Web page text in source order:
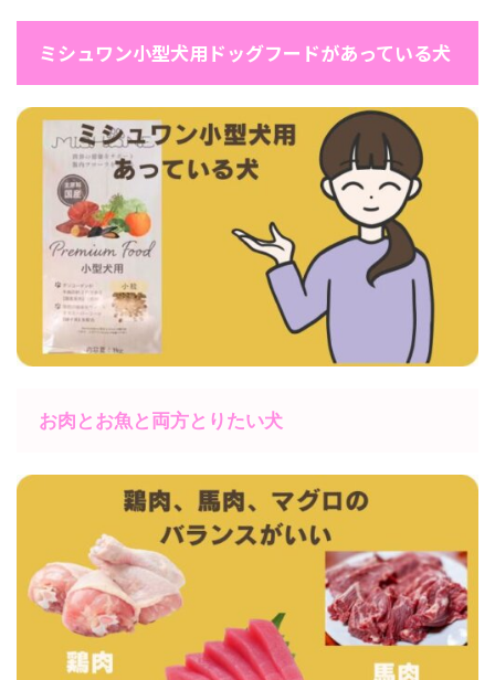
ミシュワン小型犬用ドッグフードがあっている犬
お肉とお魚と両方とりたい犬